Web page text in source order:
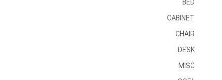
BED
CABINET
CHAIR
DESK
MISC